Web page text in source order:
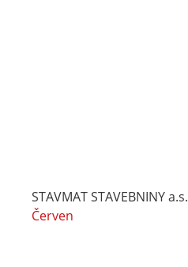
STAVMAT STAVEBNINY a.s.
Červen